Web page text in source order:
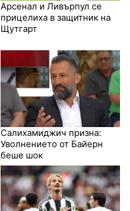
Арсенал и Ливърпул се
прицелиха в защитник на
Щутгарт
Салихамиджич призна:
Уволнението от Байерн
беше шок